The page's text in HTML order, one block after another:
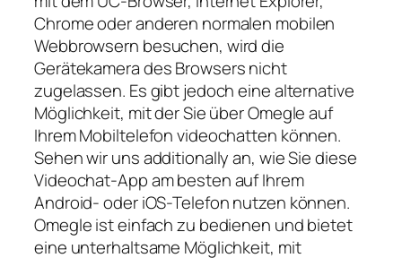
Chrome oder anderen normalen mobilen
Webbrowsern besuchen, wird die
Gerätekamera des Browsers nicht
zugelassen. Es gibt jedoch eine alternative
Möglichkeit, mit der Sie über Omegle auf
Ihrem Mobiltelefon videochatten können.
Sehen wir uns additionally an, wie Sie diese
Videochat-App am besten auf Ihrem
Android- oder iOS-Telefon nutzen können.
Omegle ist einfach zu bedienen und bietet
eine unterhaltsame Möglichkeit, mit